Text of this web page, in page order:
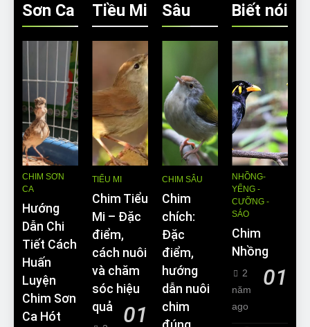
Sơn Ca
CHIM SƠN
CA
Hướng
Dẫn Chi
Tiết Cách
Huấn
Luyện
Chim Sơn
Ca Hót
Tiều Mi
TIỂU MI
Chim Tiểu
Mi – Đặc
điểm,
cách nuôi
và chăm
sóc hiệu
quả
01
Sâu
CHIM SÂU
Chim
chích:
Đặc
điểm,
hướng
dẫn nuôi
chim
Biết nói
NHỒNG-
YỂNG -
CƯỠNG -
SÁO
Chim
Nhồng
01
2
năm
ago